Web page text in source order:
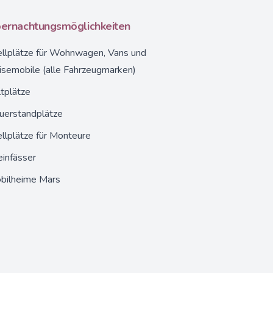
für Wohnwagen, Vans und
(alle Fahrzeugmarken)
für Monteure
Mars